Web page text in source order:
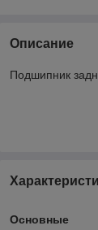
Описание
Подшипник
Основные